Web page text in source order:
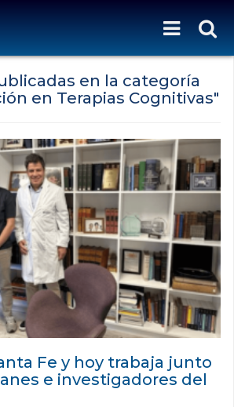
en la categoría
en Terapias Cognitivas"
Fe y hoy trabaja junto
e investigadores del